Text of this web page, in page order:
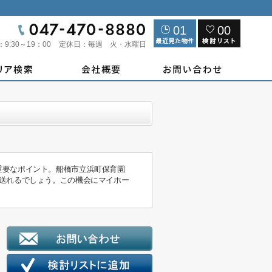
9:30～19：00 定休日： 毎週 火・水曜日
01 00
なポイント。船橋市立浜町保育園
れるでしょう。この機会にマイホー